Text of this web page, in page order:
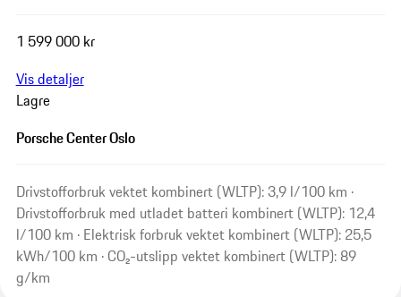
1 599 000 kr
Vis detaljer
Lagre
Porsche Center Oslo
Drivstofforbruk vektet kombinert (WLTP): 3,9 l/100 km ·
Drivstofforbruk med utladet batteri kombinert (WLTP): 12,4
l/100 km · Elektrisk forbruk vektet kombinert (WLTP): 25,5
kWh/100 km · CO₂-utslipp vektet kombinert (WLTP): 89
g/km